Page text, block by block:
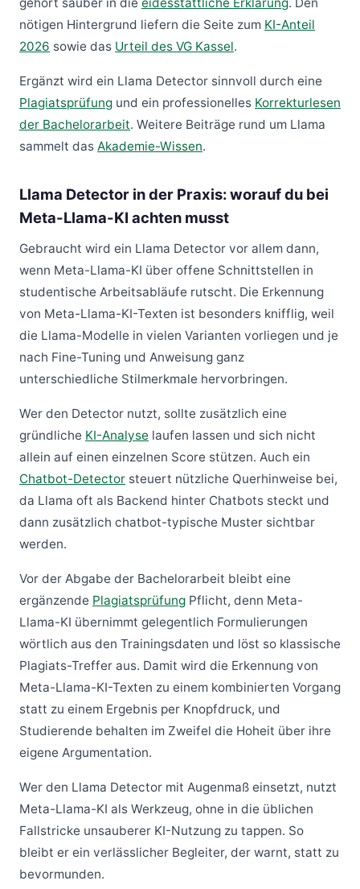
nötigen Hintergrund liefern die Seite zum KI-Anteil
2026 sowie das Urteil des VG Kassel.
Ergänzt wird ein Llama Detector sinnvoll durch eine
Plagiatsprüfung und ein professionelles Korrekturlesen
der Bachelorarbeit. Weitere Beiträge rund um Llama
sammelt das Akademie-Wissen.
Llama Detector in der Praxis: worauf du bei
Meta-Llama-KI achten musst
Gebraucht wird ein Llama Detector vor allem dann,
wenn Meta-Llama-KI über offene Schnittstellen in
studentische Arbeitsabläufe rutscht. Die Erkennung
von Meta-Llama-KI-Texten ist besonders knifflig, weil
die Llama-Modelle in vielen Varianten vorliegen und je
nach Fine-Tuning und Anweisung ganz
unterschiedliche Stilmerkmale hervorbringen.
Wer den Detector nutzt, sollte zusätzlich eine
gründliche KI-Analyse laufen lassen und sich nicht
allein auf einen einzelnen Score stützen. Auch ein
Chatbot-Detector steuert nützliche Querhinweise bei,
da Llama oft als Backend hinter Chatbots steckt und
dann zusätzlich chatbot-typische Muster sichtbar
werden.
Vor der Abgabe der Bachelorarbeit bleibt eine
ergänzende Plagiatsprüfung Pflicht, denn Meta-
Llama-KI übernimmt gelegentlich Formulierungen
wörtlich aus den Trainingsdaten und löst so klassische
Plagiats-Treffer aus. Damit wird die Erkennung von
Meta-Llama-KI-Texten zu einem kombinierten Vorgang
statt zu einem Ergebnis per Knopfdruck, und
Studierende behalten im Zweifel die Hoheit über ihre
eigene Argumentation.
Wer den Llama Detector mit Augenmaß einsetzt, nutzt
Meta-Llama-KI als Werkzeug, ohne in die üblichen
Fallstricke unsauberer KI-Nutzung zu tappen. So
bleibt er ein verlässlicher Begleiter, der warnt, statt zu
bevormunden.